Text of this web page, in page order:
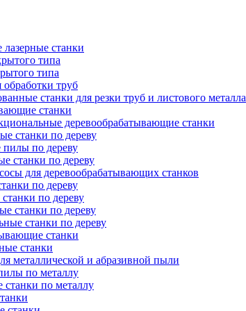
станки
типа
типа
труб
станки для резки труб и листового металла
станки
деревообрабатывающие станки
станки по дереву
по дереву
станки по дереву
для деревообрабатывающих станков
по дереву
по дереву
станки по дереву
станки по дереву
станки
станки
металлической и абразивной пыли
по металлу
по металлу